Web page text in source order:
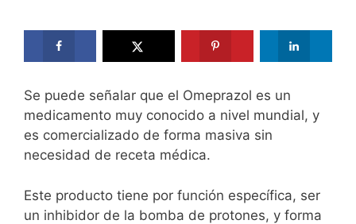
Se puede señalar que el Omeprazol es un
medicamento muy conocido a nivel mundial, y
es comercializado de forma masiva sin
necesidad de receta médica.
Este producto tiene por función específica, ser
un inhibidor de la bomba de protones, y forma